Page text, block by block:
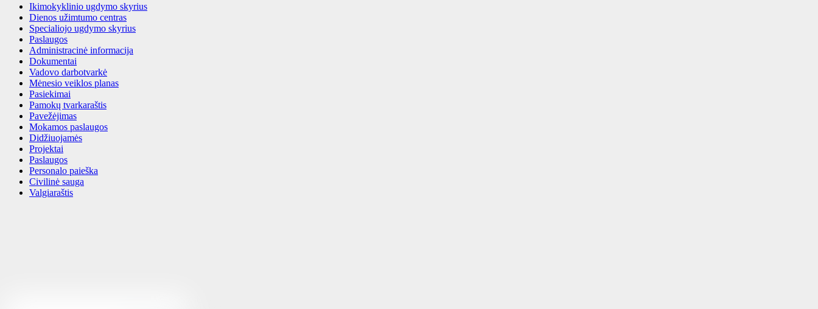
Ikimokyklinio ugdymo skyrius
Dienos užimtumo centras
Specialiojo ugdymo skyrius
Paslaugos
Administracinė informacija
Dokumentai
Vadovo darbotvarkė
Mėnesio veiklos planas
Pasiekimai
Pamokų tvarkaraštis
Pavežėjimas
Mokamos paslaugos
Didžiuojamės
Projektai
Paslaugos
Personalo paieška
Civilinė sauga
Valgiaraštis